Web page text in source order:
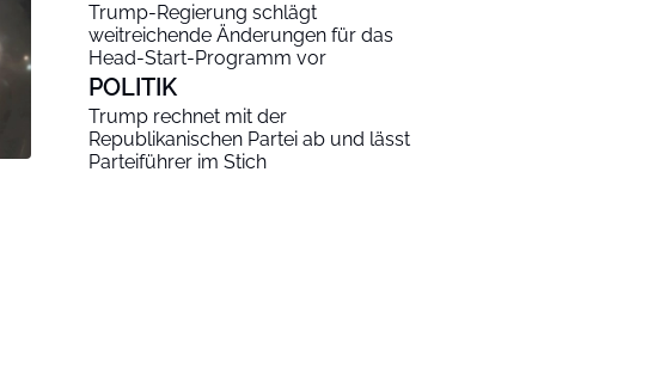
Trump-Regierung schlägt
weitreichende Änderungen für das
Head-Start-Programm vor
POLITIK
Trump rechnet mit der
Republikanischen Partei ab und lässt
Parteiführer im Stich